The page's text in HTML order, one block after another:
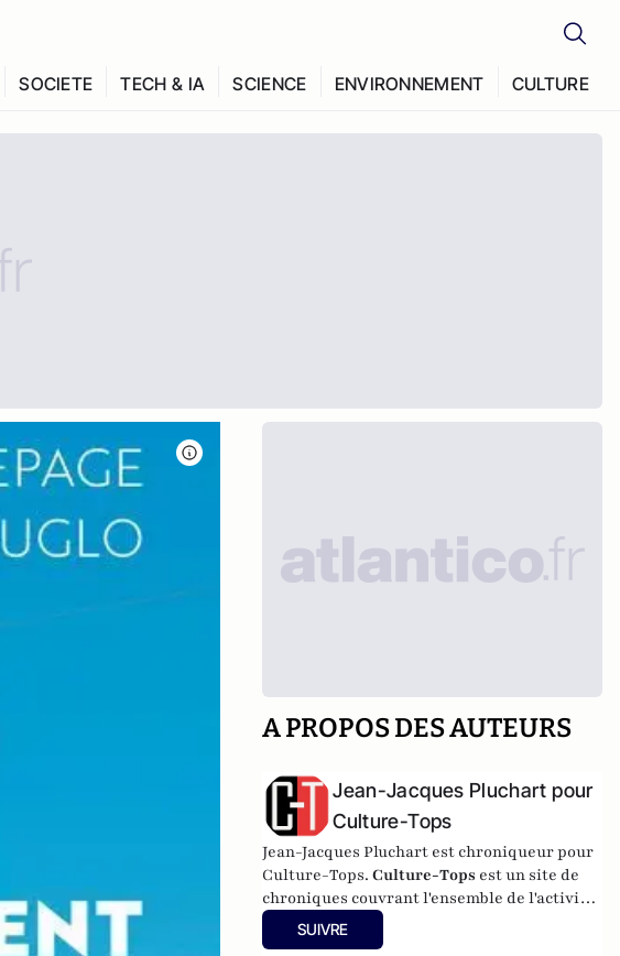
SOCIETE TECH & IA SCIENCE ENVIRONNEMENT CULTURE
A PROPOS DES AUTEURS
Jean-Jacques Pluchart pour
Culture-Tops
Jean-Jacques Pluchart est chroniqueur pour
Culture-Tops.Culture-Tops est un site de
chroniques couvrant l'ensemble de l'activité
culturelle (théâtre, One Man Shows, opéras,
ballets, spectacles divers, cinéma, expos,
SUIVRE